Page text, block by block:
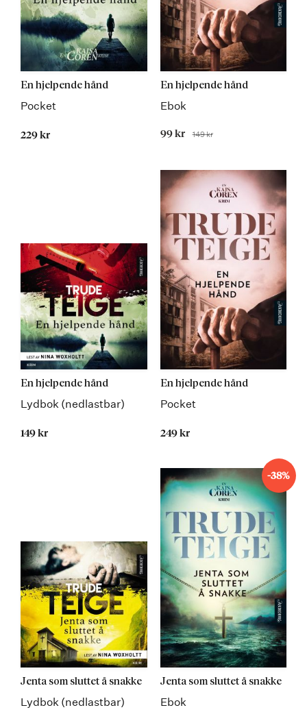
En hjelpende hånd
Pocket
229 kr
En hjelpende hånd
Ebok
Tilbudspris
99 kr Før
149 kr
En hjelpende hånd
Lydbok (nedlastbar)
149 kr
En hjelpende hånd
Pocket
249 kr
Jenta som sluttet å snakke
Lydbok (nedlastbar)
-38%
Jenta som sluttet å snakke
Ebok